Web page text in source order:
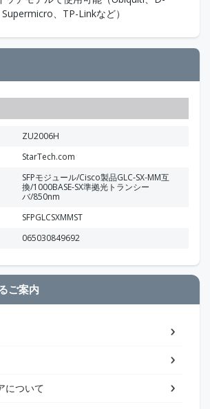
、TP-Linkなど）
ZU2006H
StarTech.com
SFPモジュール/Cisco製品GLC-SX-MM互
換/1000BASE-SX準拠光トランシー
バ/850nm
SFPGLCSXMMST
065030849692
ご案内
について